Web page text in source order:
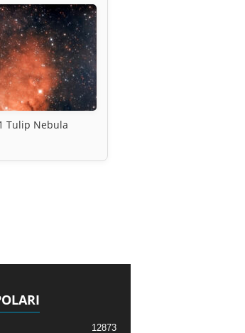
Tulip Nebula
12873